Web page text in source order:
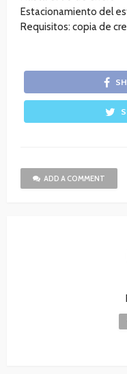
Estacionamiento del
Requisitos: copia de
ADD A COMMENT